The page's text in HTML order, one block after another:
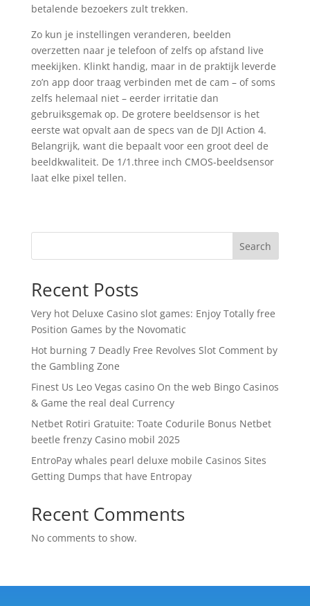
betalende bezoekers zult trekken.
Zo kun je instellingen veranderen, beelden
overzetten naar je telefoon of zelfs op afstand live
meekijken. Klinkt handig, maar in de praktijk leverde
zo’n app door traag verbinden met de cam – of soms
zelfs helemaal niet – eerder irritatie dan
gebruiksgemak op. De grotere beeldsensor is het
eerste wat opvalt aan de specs van de DJI Action 4.
Belangrijk, want die bepaalt voor een groot deel de
beeldkwaliteit. De 1/1.three inch CMOS-beeldsensor
laat elke pixel tellen.
Search
Recent Posts
Very hot Deluxe Casino slot games: Enjoy Totally free
Position Games by the Novomatic
Hot burning 7 Deadly Free Revolves Slot Comment by
the Gambling Zone
Finest Us Leo Vegas casino On the web Bingo Casinos
& Game the real deal Currency
Netbet Rotiri Gratuite: Toate Codurile Bonus Netbet
beetle frenzy Casino mobil 2025
EntroPay whales pearl deluxe mobile Casinos Sites
Getting Dumps that have Entropay
Recent Comments
No comments to show.